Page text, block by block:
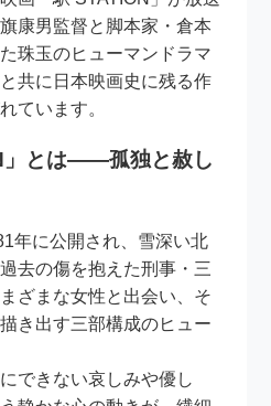
康男監督と脚本家・倉本
珠玉のヒューマンドラマ
共に日本映画史に残る作
ています。
」とは――孤独と赦し
年に公開され、雪深い北
去の傷を抱えた刑事・三
ざまな女性と出会い、そ
き出す三部構成のヒュー
できない哀しみや優し